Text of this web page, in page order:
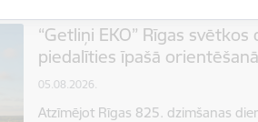
“Getliņi EKO” Rīgas
piedalīties īpašā
05.08.2026.
Atzīmējot Rīgas 825. dzimšanas